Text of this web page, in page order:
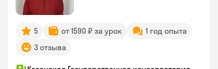
5 от 1590 ₽ за урок
1 год опыта
3 отзыва